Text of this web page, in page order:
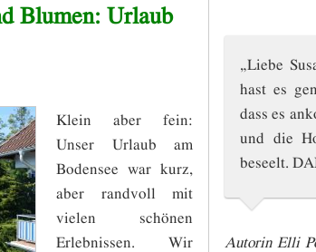
Blumen: Urlaub
Klein aber fein:
Unser Urlaub am
Bodensee war kurz,
aber randvoll mit
vielen schönen
Erlebnissen. Wir
„Liebe
hast es
dass es
und die
beseelt.
Autorin Elli